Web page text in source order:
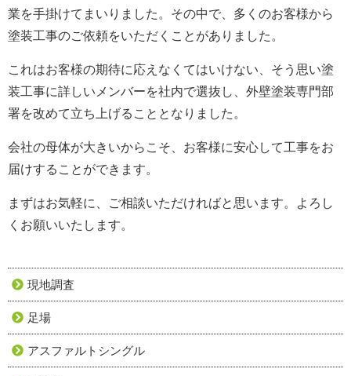
業を手掛けてまいりました。 その中で、多くのお客様から
塗装工事のご依頼をいただくことがありました。
これはお客様の期待に応えなくてはいけない、そう思い塗
装工事に詳しいメンバーを社内で選抜し、外壁塗装専門部
署を改めて立ち上げることとなりました。
会社の母体が大きいからこそ、お客様に安心して工事をお
届けすることができます。
まずはお気軽に、ご相談いただければと思います。よろし
くお願いいたします。
現地調査
足場
アスファルトシングル